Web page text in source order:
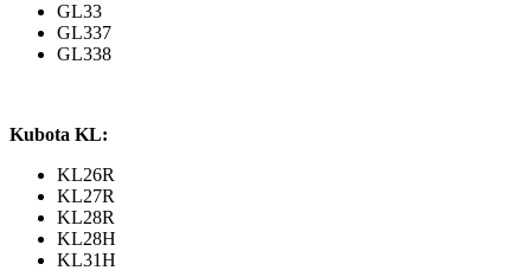
GL33
GL337
GL338
Kubota KL:
KL26R
KL27R
KL28R
KL28H
KL31H